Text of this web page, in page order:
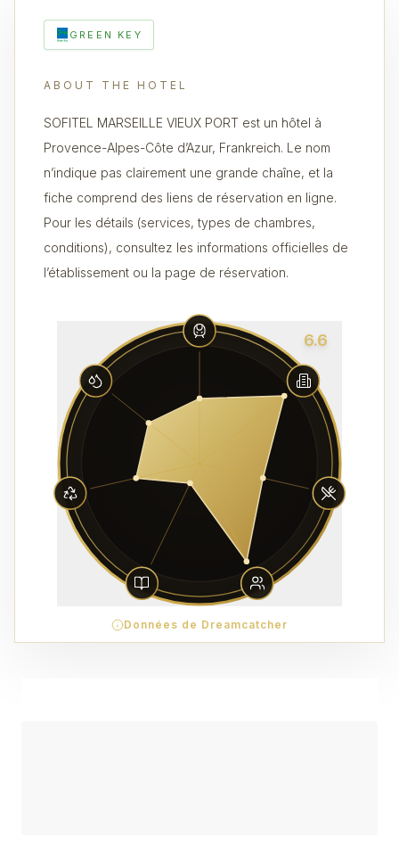
GREEN KEY
ABOUT THE HOTEL
SOFITEL MARSEILLE VIEUX PORT est un hôtel à
Provence-Alpes-Côte d’Azur, Frankreich. Le nom
n’indique pas clairement une grande chaîne, et la
fiche comprend des liens de réservation en ligne.
Pour les détails (services, types de chambres,
conditions), consultez les informations officielles de
l’établissement ou la page de réservation.
6.6
Données de Dreamcatcher